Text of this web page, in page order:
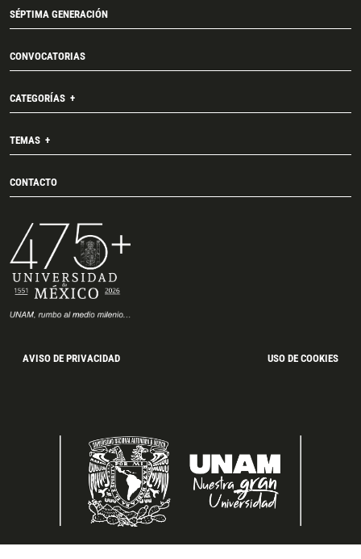
SÉPTIMA GENERACIÓN
CONVOCATORIAS
CATEGORÍAS
TEMAS
CONTACTO
AVISO DE PRIVACIDAD USO DE COOKIES